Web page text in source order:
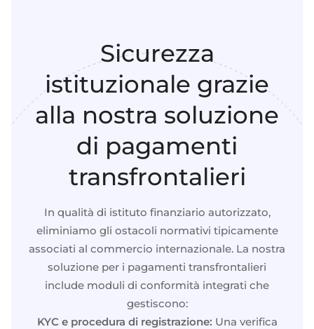
Selezionate e collegate i moduli di cui avete
bisogno tramite un'unica serie di API.
Conformità integrata nella finanza incorporata
Sicurezza
istituzionale grazie
alla nostra soluzione
di pagamenti
transfrontalieri
In qualità di istituto finanziario autorizzato,
eliminiamo gli ostacoli normativi tipicamente
associati al commercio internazionale. La nostra
soluzione per i pagamenti transfrontalieri
include moduli di conformità integrati che
gestiscono:
KYC e procedura di registrazione: Una verifica